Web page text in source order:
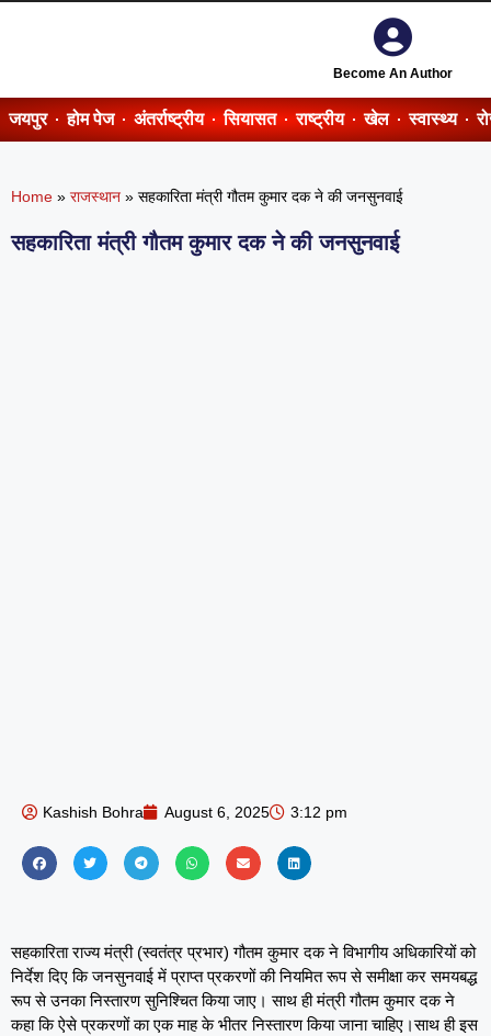
Become An Author
जयपुर होम पेज अंतर्राष्ट्रीय सियासत राष्ट्रीय खेल स्वास्थ्य
Home » राजस्थान » सहकारिता मंत्री गौतम कुमार दक ने की जनसुनवाई
सहकारिता मंत्री गौतम कुमार दक ने की जनसुनवाई
Kashish Bohra August 6, 2025 3:12 pm
सहकारिता राज्य मंत्री (स्वतंत्र प्रभार) गौतम कुमार दक ने विभागीय अधिकारियों को
निर्देश दिए कि जनसुनवाई में प्राप्त प्रकरणों की नियमित रूप से समीक्षा कर समयबद्ध
रूप से उनका निस्तारण सुनिश्चित किया जाए। साथ ही मंत्री गौतम कुमार दक ने
कहा कि ऐसे प्रकरणों का एक माह के भीतर निस्तारण किया जाना चाहिए।साथ ही इस